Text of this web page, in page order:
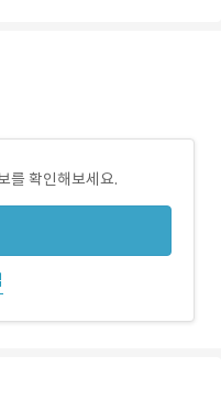
를 확인해보세요.